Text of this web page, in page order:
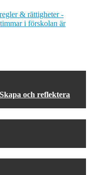
& rättigheter -
i förskolan är
och reflektera